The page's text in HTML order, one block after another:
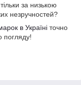
за низькою
незручностей?
в Україні точно
погляду!